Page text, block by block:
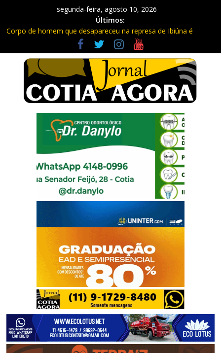
segunda-feira, agosto 10, 2026
Últimos:
Corpo de homem que desapareceu na represa de Ibiúna é
Ladrão é preso em Cotia após furtar 45 metros de fios
Previsão do tempo: Semana em Cotia terá frio, calor e ar seco
Obras de duplicação da Bunjiro Nakao avançam só 30%
Trabalhadores viviam em barracos e em condições precárias em